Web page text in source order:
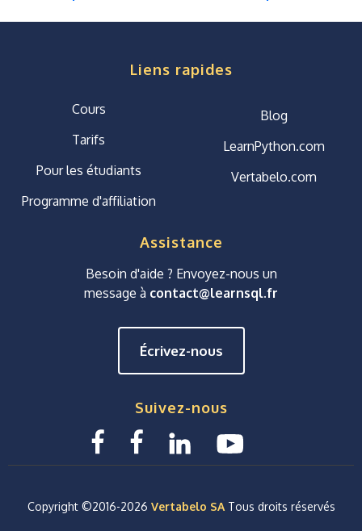
Liens rapides
Cours
Tarifs
Pour les étudiants
Programme d'affiliation
Blog
LearnPython.com
Vertabelo.com
Assistance
Besoin d'aide ? Envoyez-nous un
message à contact@learnsql.fr
Écrivez-nous
Suivez-nous
Copyright ©2016-2026 Vertabelo SATous droits réservés